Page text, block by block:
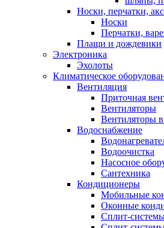
Носки, перчатки,
Носки
Перчатки,
Плащи и дождевики
Электроника
Эхолоты
Климатическое
Вентиляция
Приточная
Вентиляторы
Вентиляторы
Водоснабжение
Водоочистка
Насосное
Сантехника
Кондиционеры
Мобильные
Оконные
Сплит-